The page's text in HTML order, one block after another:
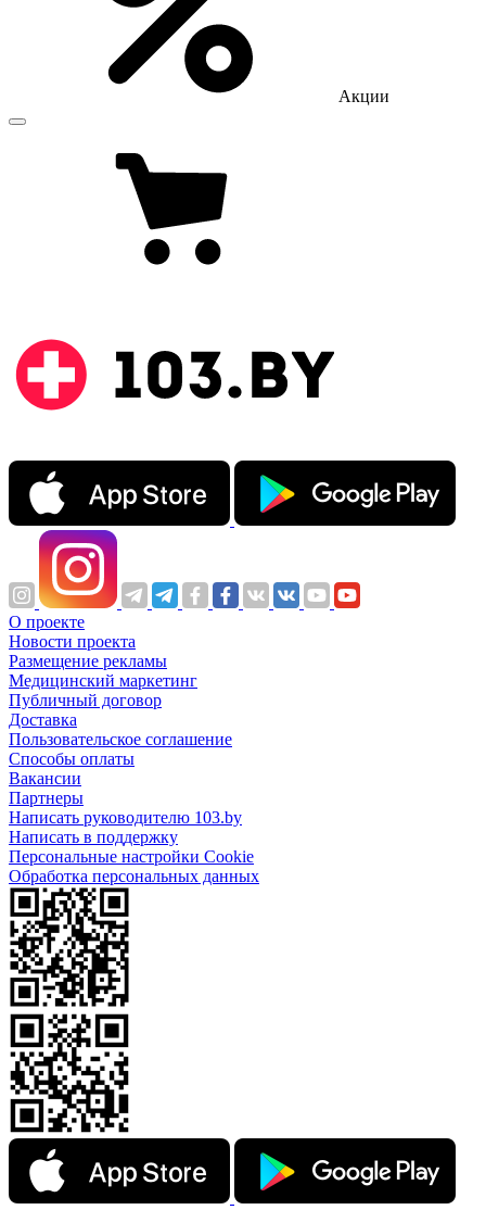
Акции
О проекте
Новости проекта
Размещение рекламы
Медицинский маркетинг
Публичный договор
Доставка
Пользовательское соглашение
Способы оплаты
Вакансии
Партнеры
Написать руководителю 103.by
Написать в поддержку
Персональные настройки Cookie
Обработка персональных данных